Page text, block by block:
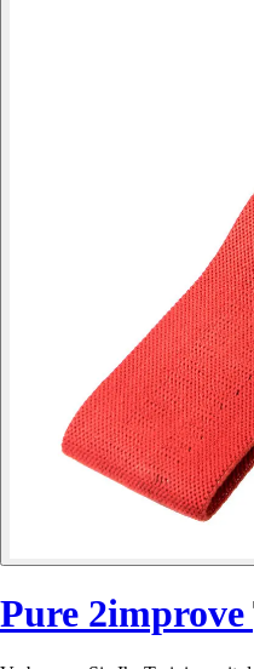
Pure 2improve